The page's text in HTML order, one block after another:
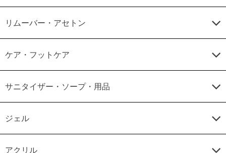
リムーバー・アセトン
ケア・フットケア
サニタイザー・ソープ・用品
ジェル
アクリル